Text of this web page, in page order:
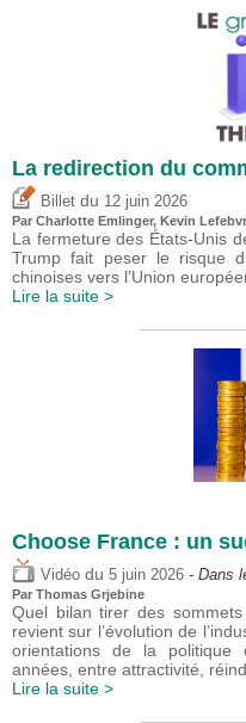
La redirection du
Billet du 12 juin 2026
Par Charlotte Emlinger, Kevin
La fermeture des États-Unis
Trump fait peser le risque
chinoises vers l’Union
Lire la suite >
Choose France : un
Vidéo du 5 juin 2026 - Dans
Par Thomas Grjebine
Quel bilan tirer des
revient sur l’évolution de
orientations de la politique
années, entre attractivité,
Lire la suite >